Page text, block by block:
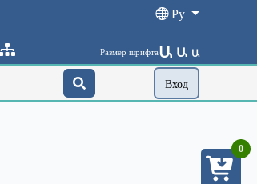
Ру
Размер шрифтаԱ Ա Ա
Вход
0